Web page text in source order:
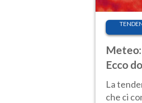
Ecco
La
che ci